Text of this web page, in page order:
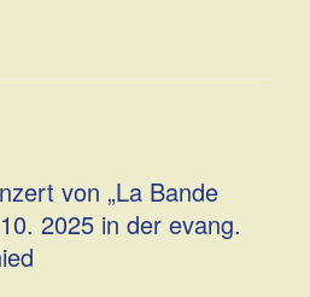
von „La Bande
2025 in der evang.